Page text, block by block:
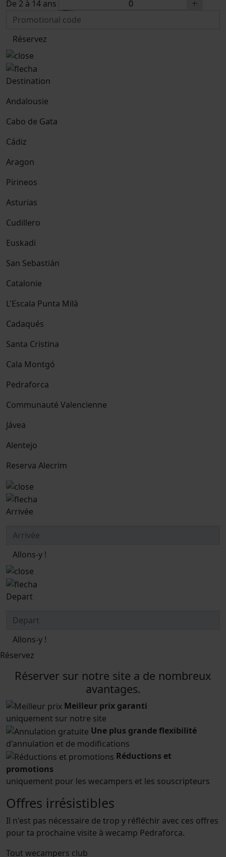
De 2 à 14 ans
Réservez
Destination
Andalousie
Cabo de Gata
Cádiz
Aragon
Pirineos
Asturias
Cudillero
Euskadi
San Sebastián
Catalonie
L'Escala Punta Milà
Cadaqués
Santa Cristina
Cala Montgó
Pedraforca
Communauté Valencienne
Jávea
Alentejo
Reserva Alecrim
Arrivée
Allons-y !
Depart
Allons-y !
Réservez
Réserver sur notre site a de nombreux
avantages.
Meilleur prix garanti
uniquement sur notre site
Une plus grande flexibilité
d'annulation et de modifications
Réductions et
promotions
uniquement pour les wecampers et les souscripteurs
Offres irrésistibles
Il n'est pas nécessaire de trop y réfléchir avec ces offres
pour ta prochaine visite à wecamp Pedraforca.
Tout wecampers club